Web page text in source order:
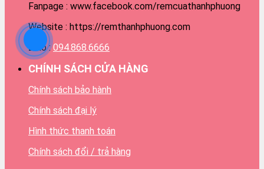
Fanpage : www.facebook.com/remcuathanhphuong
Website : https://remthanhphuong.com
Zalo :094.868.6666
CHÍNH SÁCH CỬA HÀNG
Chính sách bảo hành
Chính sách đại lý
Hình thức thanh toán
Chính sách đổi / trả hàng